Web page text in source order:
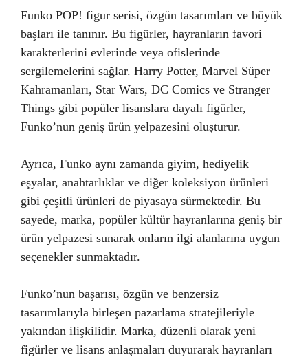
Funko POP! figur serisi, özgün tasarımları ve büyük
başları ile tanınır. Bu figürler, hayranların favori
karakterlerini evlerinde veya ofislerinde
sergilemelerini sağlar. Harry Potter, Marvel Süper
Kahramanları, Star Wars, DC Comics ve Stranger
Things gibi popüler lisanslara dayalı figürler,
Funko’nun geniş ürün yelpazesini oluşturur.
Ayrıca, Funko aynı zamanda giyim, hediyelik
eşyalar, anahtarlıklar ve diğer koleksiyon ürünleri
gibi çeşitli ürünleri de piyasaya sürmektedir. Bu
sayede, marka, popüler kültür hayranlarına geniş bir
ürün yelpazesi sunarak onların ilgi alanlarına uygun
seçenekler sunmaktadır.
Funko’nun başarısı, özgün ve benzersiz
tasarımlarıyla birleşen pazarlama stratejileriyle
yakından ilişkilidir. Marka, düzenli olarak yeni
figürler ve lisans anlaşmaları duyurarak hayranları